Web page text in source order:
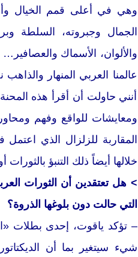
وهي في أعلى قمم الخيال
الجمال وجبروته، السلطة
والألوان، الأسماك
عالمنا العربي المنهار
أنني حاولت أن أقرأ هذه
ومعايشات للواقع وفهم
المقاربة للزلزال الذي
خلالها أيضاً ذلك التنبؤ
> هل تعتقدين أن الثورات
التي حالت دون بلوغها الذروة؟
– تؤكد ياقوت، إحدى بطلات
شيء سيتغير بما أن